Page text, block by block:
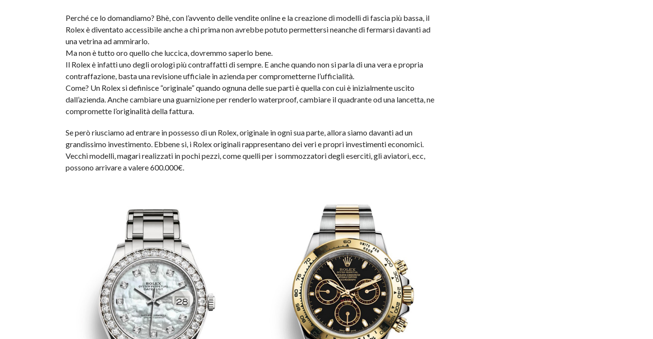
Perché ce lo domandiamo? Bhè, con l’avvento delle vendite online e la creazione di modelli di fascia più bassa, il
Rolex è diventato accessibile anche a chi prima non avrebbe potuto permettersi neanche di fermarsi davanti ad
una vetrina ad ammirarlo.
Ma non è tutto oro quello che luccica, dovremmo saperlo bene.
Il Rolex è infatti uno degli orologi più contraffatti di sempre. E anche quando non si parla di una vera e propria
contraffazione, basta una revisione ufficiale in azienda per comprometterne l’ufficialità.
Come? Un Rolex si definisce “originale” quando ognuna delle sue parti è quella con cui è inizialmente uscito
dall’azienda. Anche cambiare una guarnizione per renderlo waterproof, cambiare il quadrante od una lancetta, ne
compromette l’originalità della fattura.
Se però riusciamo ad entrare in possesso di un Rolex, originale in ogni sua parte, allora siamo davanti ad un
grandissimo investimento. Ebbene si, i Rolex originali rappresentano dei veri e propri investimenti economici.
Vecchi modelli, magari realizzati in pochi pezzi, come quelli per i sommozzatori degli eserciti, gli aviatori, ecc,
possono arrivare a valere 600.000€.